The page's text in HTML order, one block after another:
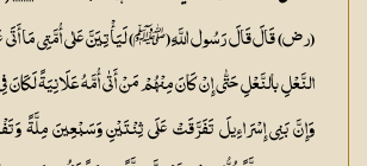
(رض) قَالَ قَالَ رَسُول اللَّہِ (ﷺ) لَیَأْتِیَنَّ عَلٰی أُمَّتِی مَا
النَّعْلِ بالنَّعْلِ حَتّٰی إِنْ کَانَ مِنْہُمْ مَنْ أَتٰی أُمَّہُ عَلَانِیَۃً
وَإِنَّ بَنِی إِسْرَاءِیلَ تَفَرَّقَتْ عَلَی ثِنْتَیْنِ وَسَبْعِینَ مِلَّۃً